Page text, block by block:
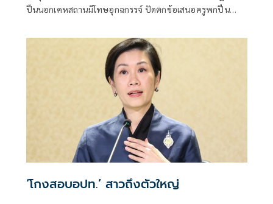
ปืนนอกเคหสถานมีโทษอุกฉกรรจ์ ปัดตกข้อเสนอครูพกปืน
เจ้าของเป็นผู้ต้องหาร่วม
‘โกงสอบอปท.’ สาวถึงตัวใหญ่